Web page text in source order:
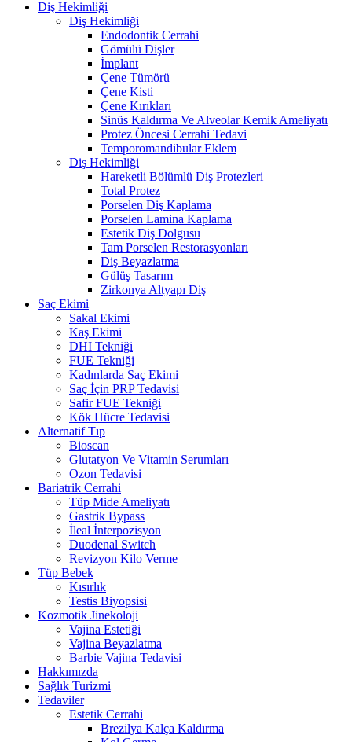
Diş Hekimliği
Diş Hekimliği
Endodontik Cerrahi
Gömülü Dişler
İmplant
Çene Tümörü
Çene Kisti
Çene Kırıkları
Sinüs Kaldırma Ve Alveolar Kemik Ameliyatı
Protez Öncesi Cerrahi Tedavi
Temporomandibular Eklem
Diş Hekimliği
Hareketli Bölümlü Diş Protezleri
Total Protez
Porselen Diş Kaplama
Porselen Lamina Kaplama
Estetik Diş Dolgusu
Tam Porselen Restorasyonları
Diş Beyazlatma
Gülüş Tasarım
Zirkonya Altyapı Diş
Saç Ekimi
Sakal Ekimi
Kaş Ekimi
DHI Tekniği
FUE Tekniği
Kadınlarda Saç Ekimi
Saç İçin PRP Tedavisi
Safir FUE Tekniği
Kök Hücre Tedavisi
Alternatif Tıp
Bioscan
Glutatyon Ve Vitamin Serumları
Ozon Tedavisi
Bariatrik Cerrahi
Tüp Mide Ameliyatı
Gastrik Bypass
İleal İnterpozisyon
Duodenal Switch
Revizyon Kilo Verme
Tüp Bebek
Kısırlık
Testis Biyopsisi
Kozmotik Jinekoloji
Vajina Estetiği
Vajina Beyazlatma
Barbie Vajina Tedavisi
Hakkımızda
Sağlık Turizmi
Tedaviler
Estetik Cerrahi
Brezilya Kalça Kaldırma